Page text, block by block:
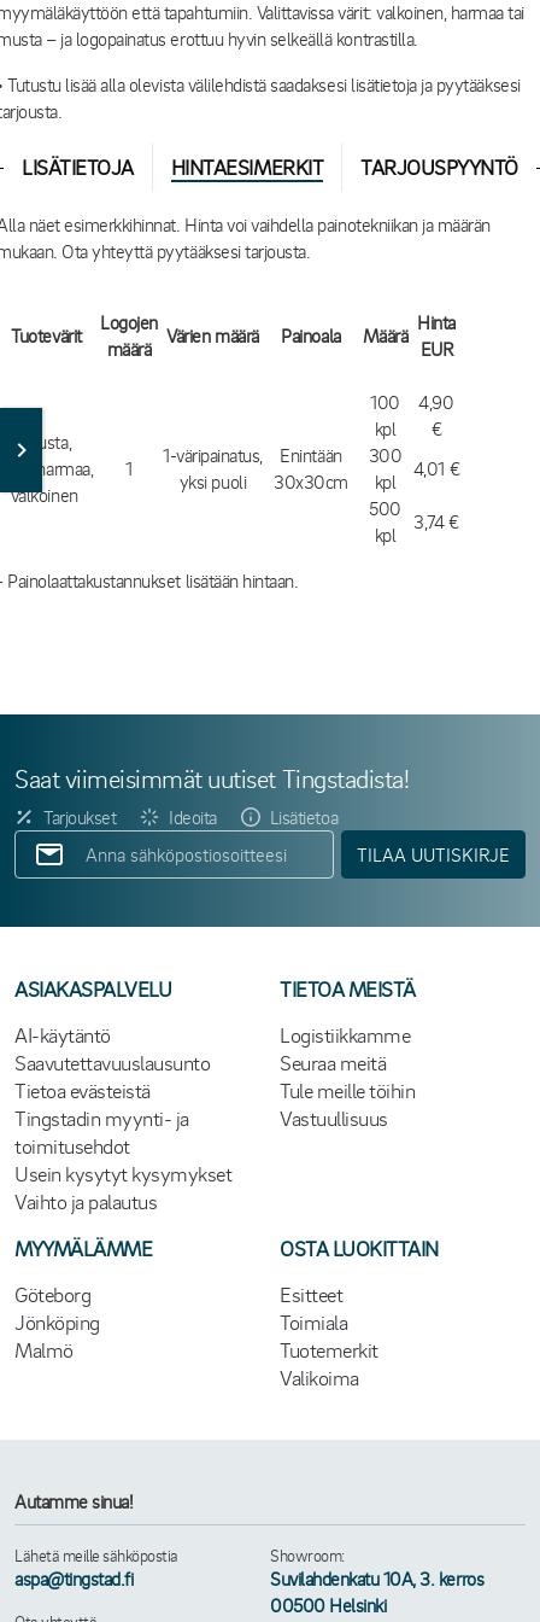
että tapahtumiin. Valittavissa värit: valkoinen, harmaa tai
– ja logopainatus erottuu hyvin selkeällä kontrastilla.
Tutustu lisää alla olevista välilehdistä saadaksesi lisätietoja ja pyytääksesi
LISÄTIETOJA HINTAESIMERKIT TARJOUSPYYNTÖ
näet esimerkkihinnat. Hinta voi vaihdella painotekniikan ja määrän
Ota yhteyttä pyytääksesi tarjousta.
Tuotevärit
Logojen
määrä
Värien määrä Painoala Määrä
Hinta
EUR
Musta,
kivenharmaa,
valkoinen
1
1-väripainatus,
yksi puoli
Enintään
30x30cm
100
kpl
4,90
€
300
kpl
4,01 €
500
kpl
3,74 €
Painolaattakustannukset lisätään hintaan.
Saat viimeisimmät uutiset Tingstadista!
Tarjoukset Ideoita
Lisätietoa
TILAA UUTISKIRJE
ASIAKASPALVELU
AI-käytäntö
Saavutettavuuslausunto
Tietoa evästeistä
Tingstadin myynti- ja
toimitusehdot
Usein kysytyt kysymykset
Vaihto ja palautus
TIETOA MEISTÄ
Logistiikkamme
Seuraa meitä
Tule meille töihin
Vastuullisuus
MYYMÄLÄMME
Göteborg
Jönköping
Malmö
OSTA LUOKITTAIN
Esitteet
Toimiala
Tuotemerkit
Valikoima
Autamme sinua!
Lähetä meille sähköpostia
aspa@tingstad.fi
Showroom:
Suvilahdenkatu 10A, 3. kerros
00500 Helsinki